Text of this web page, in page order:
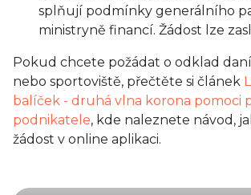
splňují podmínky generálního
ministryně financí. Žádost lze
Pokud chcete požádat o odklad
nebo sportoviště, přečtěte si článek
balíček - druhá vlna korona pomoci
podnikatele, kde naleznete návod,
žádost v online aplikaci.